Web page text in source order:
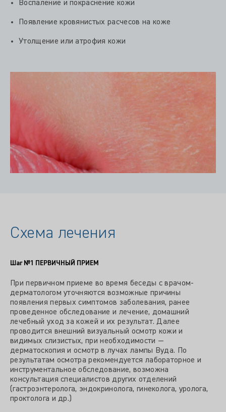
Воспаление и покраснение кожи
Появление кровянистых расчесов на коже
Утолщение или атрофия кожи
Схема лечения
Шаг №1 ПЕРВИЧНЫЙ ПРИЕМ
При первичном приеме во время беседы с врачом-
дерматологом уточняются возможные причины
появления первых симптомов заболевания, ранее
проведенное обследование и лечение, домашний
лечебный уход за кожей и их результат. Далее
проводится внешний визуальный осмотр кожи и
видимых слизистых, при необходимости —
дерматоскопия и осмотр в лучах лампы Вуда. По
результатам осмотра рекомендуется лабораторное и
инструментальное обследование, возможна
консультация специалистов других отделений
(гастроэнтеролога, эндокринолога, гинеколога, уролога,
проктолога и др.)